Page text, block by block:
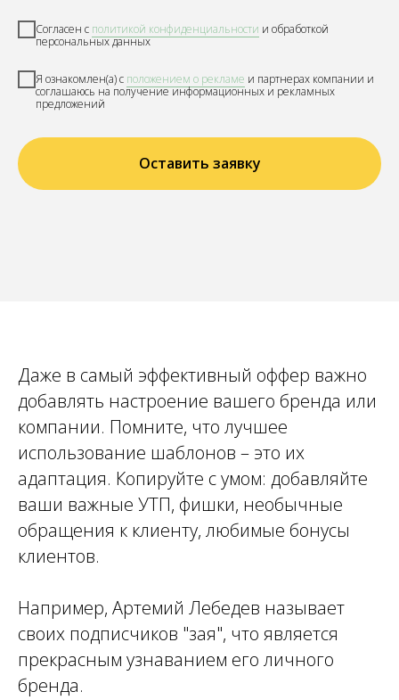
Согласен с политикой конфиденциальности и обработкой
персональных данных
Я ознакомлен(а) с положением о рекламе и партнерах компании и
соглашаюсь на получение информационных и рекламных
предложений
Оставить заявку
Даже в самый эффективный оффер важно
добавлять настроение вашего бренда или
компании. Помните, что лучшее
использование шаблонов – это их
адаптация. Копируйте с умом: добавляйте
ваши важные УТП, фишки, необычные
обращения к клиенту, любимые бонусы
клиентов.
Например, Артемий Лебедев называет
своих подписчиков "зая", что является
прекрасным узнаванием его личного
бренда.